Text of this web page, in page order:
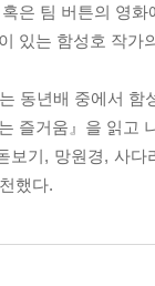
은 팀 버튼의 영
있는 함성호 작
동년배 중에서
즐거움』을 읽고
보기, 망원경, 사
했다.